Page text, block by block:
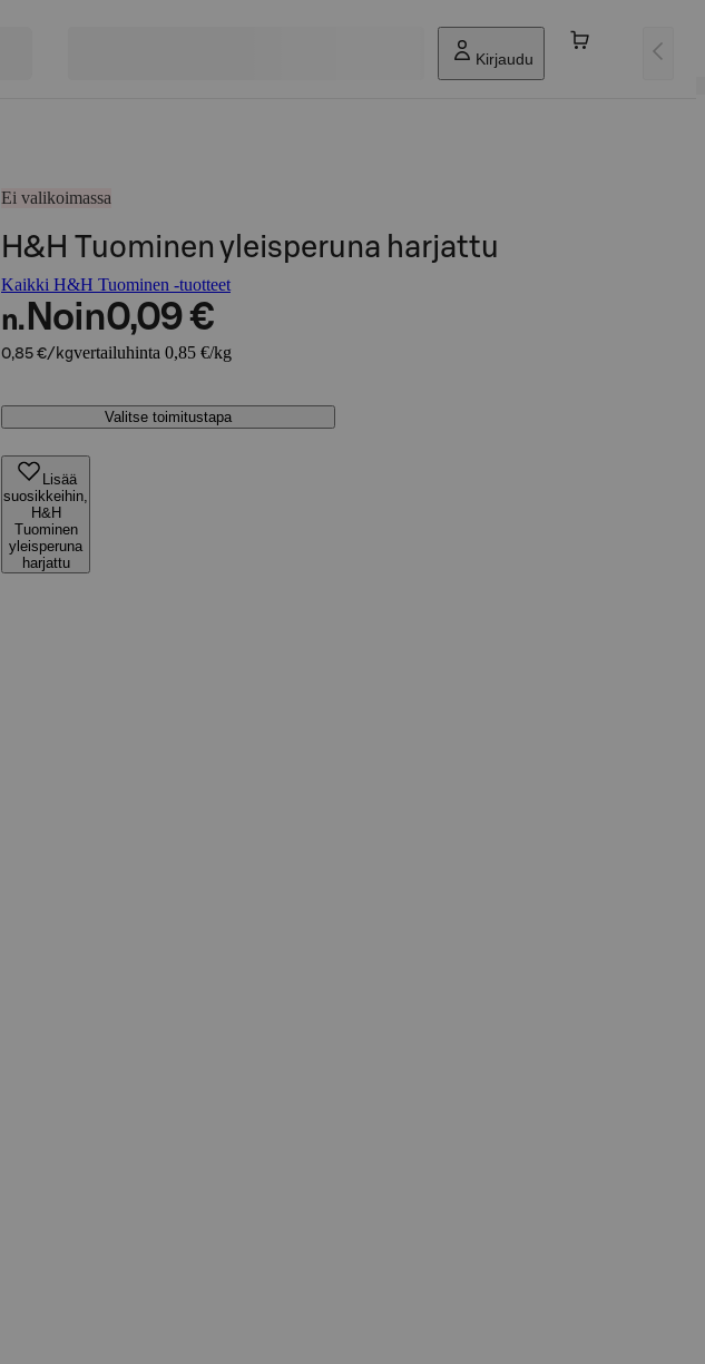
Kirjaudu
Ei valikoimassa
H&H Tuominen yleisperuna harjattu
Kaikki H&H Tuominen -tuotteet
n. Noin0,09 €
0,85 €/kgvertailuhinta 0,85 €/kg
Valitse toimitustapa
Lisää
suosikkeihin,
H&H
Tuominen
yleisperuna
harjattu